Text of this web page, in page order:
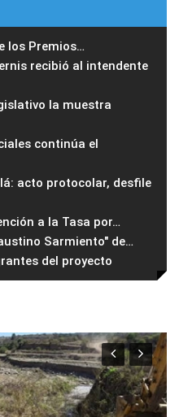
los Premios…
recibió al intendente
la muestra
continúa el
acto protocolar, desfile
a la Tasa por…
Sarmiento" de…
del proyecto